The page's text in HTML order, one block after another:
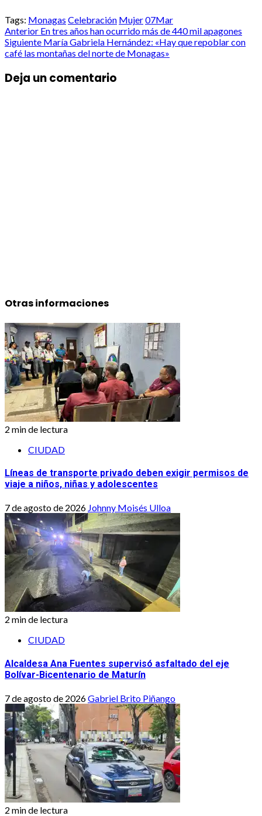
Tags: Monagas Celebración Mujer07Mar
Post
navigation
Anterior En tres años han ocurrido más de 440 mil apagones
Siguiente María Gabriela Hernández: «Hay que repoblar con
café las montañas del norte de Monagas»
Deja un comentario
Otras informaciones
2 min de lectura
CIUDAD
Líneas de transporte privado deben exigir permisos de
viaje a niños, niñas y adolescentes
7 de agosto de 2026 Johnny Moisés Ulloa
2 min de lectura
CIUDAD
Alcaldesa Ana Fuentes supervisó asfaltado del eje
Bolívar-Bicentenario de Maturín
7 de agosto de 2026Gabriel Brito Piñango
2 min de lectura